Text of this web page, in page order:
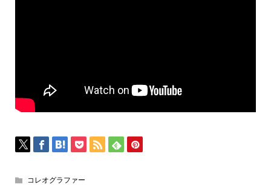
コレオグラファー